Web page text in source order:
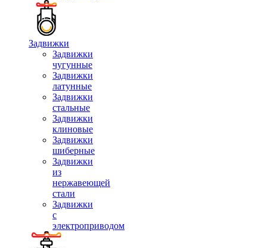
Задвижки
Задвижки
чугунные
Задвижки
латунные
Задвижки
стальные
Задвижки
клиновые
Задвижки
шиберные
Задвижки
из
нержавеющей
стали
Задвижки
с
электроприводом